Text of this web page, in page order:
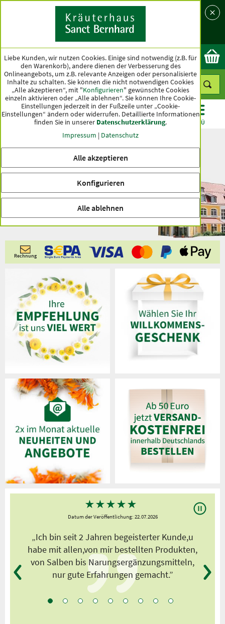
Land
Ok
KATEGORIEN ANGEBOTE TOPSELLER MENÜ
Es wurden keine Einträge gefunden
Rechnung
★★★★★
Datum der Veröffentlichung: 22.07.2026
„Ich bin seit 2 Jahren begeisterter Kunde,u
habe mit allen,von mir bestellten Produkten,
von Salben bis Narungsergänzungsmitteln,
nur gute Erfahrungen gemacht.”
Liebe Kunden, wir nutzen Cookies. Einige sind notwendig (z.B. für
den Warenkorb), andere dienen der Verbesserung des
Onlineangebots, um z.B. relevante Anzeigen oder personalisierte
Inhalte zu schalten. Sie können die nicht notwendigen Cookies
„Alle akzeptieren“, mit "Konfigurieren" gewünschte Cookies
einzeln aktivieren oder „Alle ablehnen“. Sie können Ihre Cookie-
Einstellungen jederzeit in der Fußzeile unter „Cookie-
Einstellungen“ ändern oder widerrufen. Detaillierte Informationen
finden Sie in unserer Datenschutzerklärung.
Impressum | Datenschutz
Alle akzeptieren
Konfigurieren
Alle ablehnen